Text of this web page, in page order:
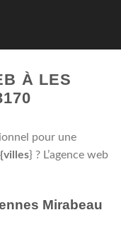
À LES
pour une
} ? L’agence web
Mirabeau